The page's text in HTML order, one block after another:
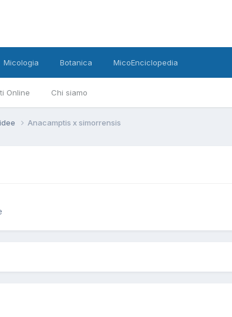
Online Chi siamo
Micologia Botanica MicoEnciclopedia
Anacamptis x simorrensis